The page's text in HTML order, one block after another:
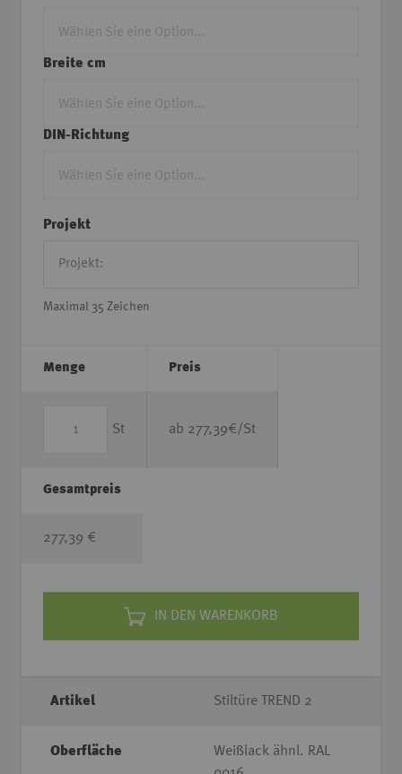
Breite cm
DIN-Richtung
Projekt
Maximal 35 Zeichen
Menge
St
Preis
ab 277,39€/St
Gesamtpreis
277,39 €
IN DEN WARENKORB
Artikel Stiltüre TREND 2
Oberfläche
Weißlack ähnl. RAL